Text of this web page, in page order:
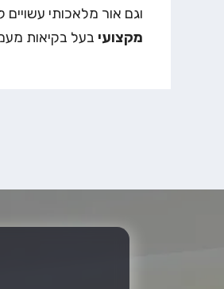
וגם אור מלאכותי
מקצועי בעל בקיאות